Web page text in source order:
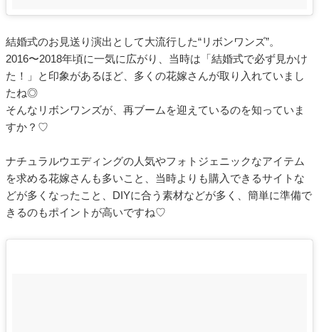
結婚式のお見送り演出として大流行した“リボンワンズ”。
2016〜2018年頃に一気に広がり、当時は「結婚式で必ず見かけ
た！」と印象があるほど、多くの花嫁さんが取り入れていまし
たね◎
そんなリボンワンズが、再ブームを迎えているのを知っていま
すか？♡
ナチュラルウエディングの人気やフォトジェニックなアイテム
を求める花嫁さんも多いこと、当時よりも購入できるサイトな
どが多くなったこと、DIYに合う素材などが多く、簡単に準備で
きるのもポイントが高いですね♡